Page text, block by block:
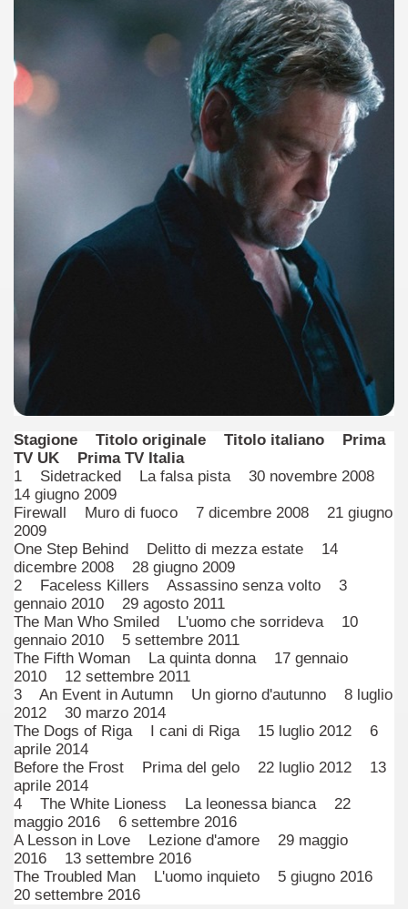
Stagione Titolo originale Titolo italiano Prima
TV UK Prima TV Italia
1 Sidetracked La falsa pista 30 novembre 2008
14 giugno 2009
Firewall Muro di fuoco 7 dicembre 2008 21 giugno
2009
One Step Behind Delitto di mezza estate 14
dicembre 2008 28 giugno 2009
2 Faceless Killers Assassino senza volto 3
gennaio 2010 29 agosto 2011
The Man Who Smiled L'uomo che sorrideva 10
gennaio 2010 5 settembre 2011
The Fifth Woman La quinta donna 17 gennaio
2010 12 settembre 2011
3 An Event in Autumn Un giorno d'autunno 8 luglio
2012 30 marzo 2014
The Dogs of Riga I cani di Riga 15 luglio 2012 6
aprile 2014
Before the Frost Prima del gelo 22 luglio 2012 13
aprile 2014
4 The White Lioness La leonessa bianca 22
maggio 2016 6 settembre 2016
A Lesson in Love Lezione d'amore 29 maggio
2016 13 settembre 2016
The Troubled Man L'uomo inquieto 5 giugno 2016
20 settembre 2016
Trilogia sulla morte
Se Ti Piacciono nel mese di Aprile 2014.